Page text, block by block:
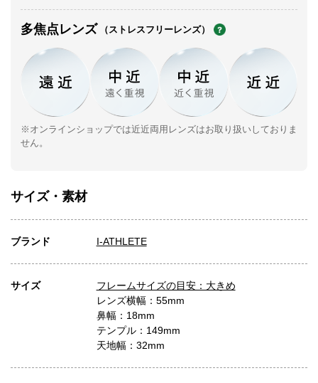
多焦点レンズ （ストレスフリーレンズ）
※オンラインショップでは近近両用レンズはお取り扱いしておりま
せん。
サイズ・素材
ブランド I-ATHLETE
サイズ
フレームサイズの目安：大きめ
レンズ横幅：55mm
鼻幅：18mm
テンプル：149mm
天地幅：32mm